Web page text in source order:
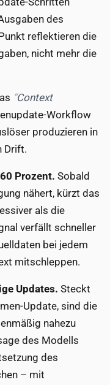
des
reflektieren die
nicht mehr die
Context
Workflow
produzieren in
Drift.
Prozent. Sobald
nähert, kürzt das
als die
verfällt schneller
bei jedem
mitschleppen.
Updates. Steckt
Update, sind die
nahezu
des Modells
des
– mit